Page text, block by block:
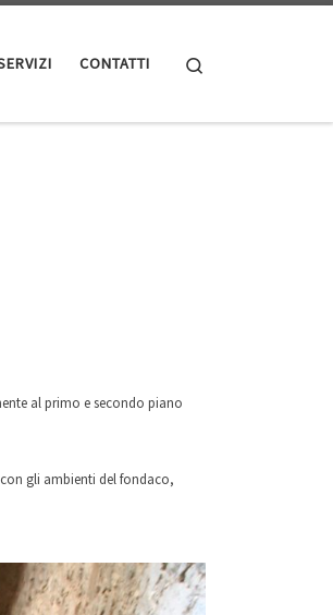
CONTATTI
al primo e secondo piano
gli ambienti del fondaco,